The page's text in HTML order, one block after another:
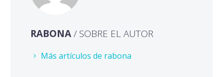
RABONA/ SOBRE EL AUTOR
Más artículos de rabona